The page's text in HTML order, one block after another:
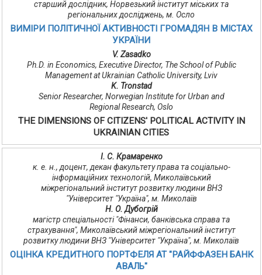
старший дослідник, Норвезький інститут міських та
регіональних досліджень, м. Осло
ВИМІРИ ПОЛІТИЧНОЇ АКТИВНОСТІ ГРОМАДЯН В МІСТАХ
УКРАЇНИ
V. Zasadko
Ph.D. in Economics, Executive Director, The School of Public
Management at Ukrainian Catholic University, Lviv
K. Tronstad
Senior Researcher, Norwegian Institute for Urban and
Regional Research, Oslo
THE DIMENSIONS OF CITIZENS' POLITICAL ACTIVITY IN
UKRAINIAN CITIES
І. С. Крамаренко
к. е. н., доцент, декан факультету права та соціально-
інформаційних технологій, Миколаївський
міжрегіональний інститут розвитку людини ВНЗ
"Університет "Україна", м. Миколаїв
Н. О. Дубогрій
магістр спеціальності "Фінанси, банківська справа та
страхування", Миколаївський міжрегіональний інститут
розвитку людини ВНЗ "Університет "Україна", м. Миколаїв
ОЦІНКА КРЕДИТНОГО ПОРТФЕЛЯ АТ "РАЙФФАЗЕН БАНК
АВАЛЬ"